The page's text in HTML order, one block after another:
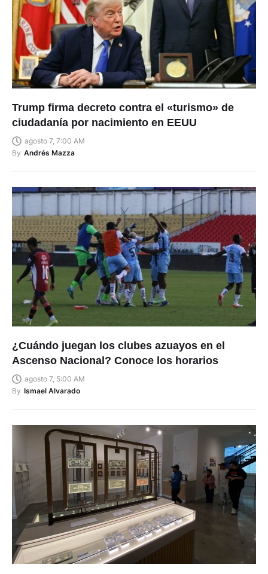
Trump firma decreto contra el «turismo» de
ciudadanía por nacimiento en EEUU
agosto 7, 7:00 AM
By Andrés Mazza
¿Cuándo juegan los clubes azuayos en el
Ascenso Nacional? Conoce los horarios
agosto 7, 5:00 AM
By Ismael Alvarado